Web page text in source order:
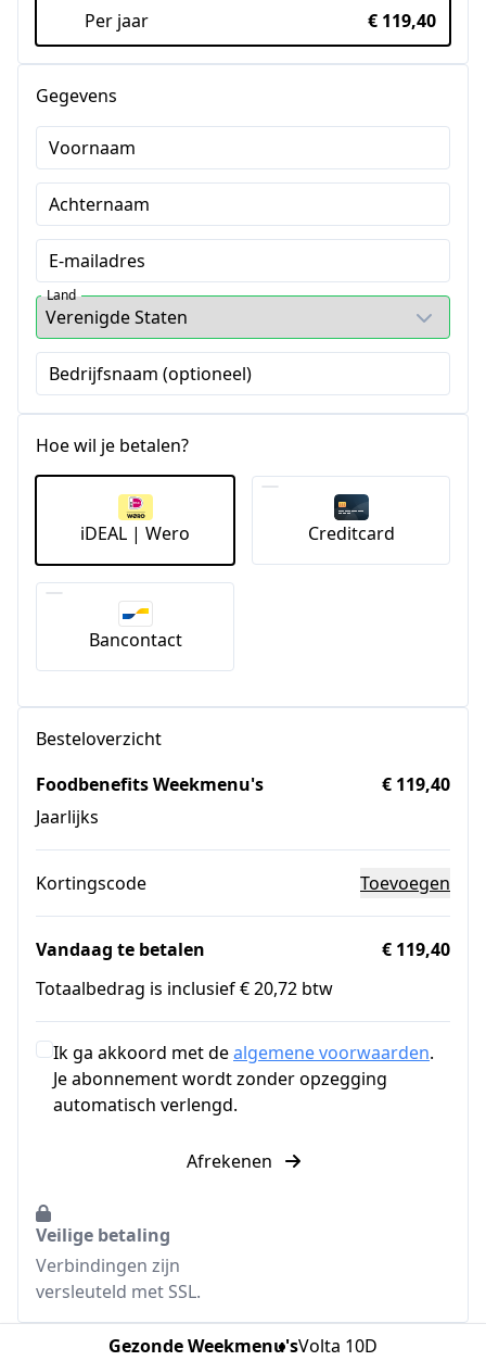
Per jaar € 119,40
Gegevens
Voornaam
Achternaam
E-mailadres
Land
Bedrijfsnaam (optioneel)
Hoe wil je betalen?
iDEAL | Wero Creditcard
Bancontact
Besteloverzicht
Foodbenefits Weekmenu's
Jaarlijks
€ 119,40
Kortingscode Toevoegen
Vandaag te betalen
€ 119,40
Totaalbedrag is inclusief € 20,72 btw
Ik ga akkoord met dealgemene voorwaarden.
Je abonnement wordt zonder opzegging
automatisch verlengd.
Afrekenen
Veilige betaling
Verbindingen zijn
versleuteld met SSL.
Gezonde Weekmenu'sVolta 10D